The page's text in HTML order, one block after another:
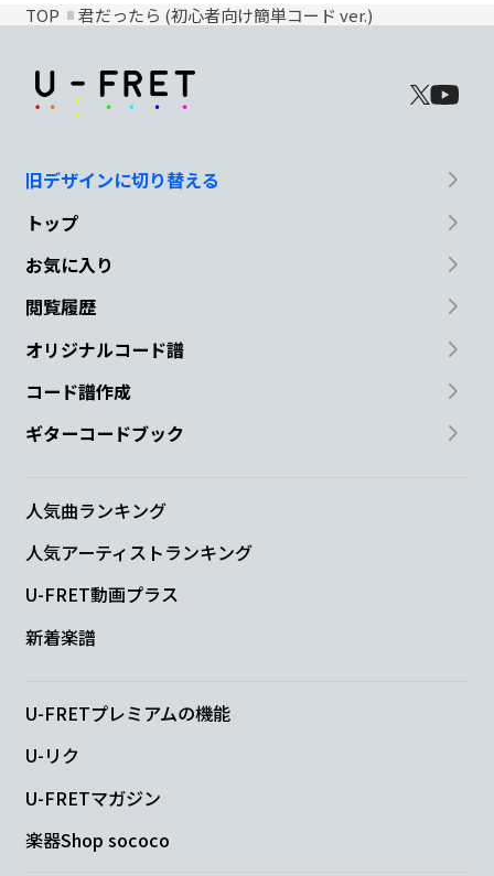
TOP 君だったら (初心者向け簡単コード ver.)
旧デザインに切り替える
トップ
お気に入り
閲覧履歴
オリジナルコード譜
コード譜作成
ギターコードブック
人気曲ランキング
人気アーティストランキング
U-FRET動画プラス
新着楽譜
U-FRETプレミアムの機能
U-リク
U-FRETマガジン
楽器Shop sococo